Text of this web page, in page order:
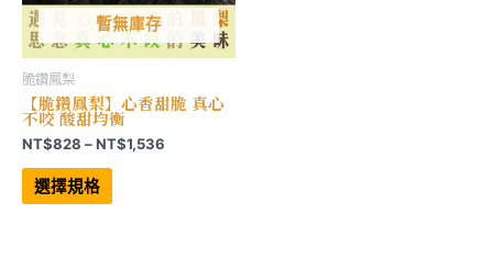
暫無庫存
脆鑽鳳梨
【脆鑽鳳梨】心香甜脆 真心
不咬 酸甜均衡
NT$828 –NT$1,536
選擇規格
此
品